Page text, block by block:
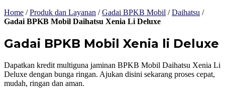
Home /Produk dan Layanan /Gadai BPKB Mobil /Daihatsu /
Gadai BPKB Mobil Daihatsu Xenia Li Deluxe
Gadai BPKB Mobil Xenia li Deluxe
Dapatkan kredit multiguna jaminan BPKB Mobil Daihatsu Xenia Li
Deluxe dengan bunga ringan. Ajukan disini sekarang proses cepat,
mudah, ringan dan aman.